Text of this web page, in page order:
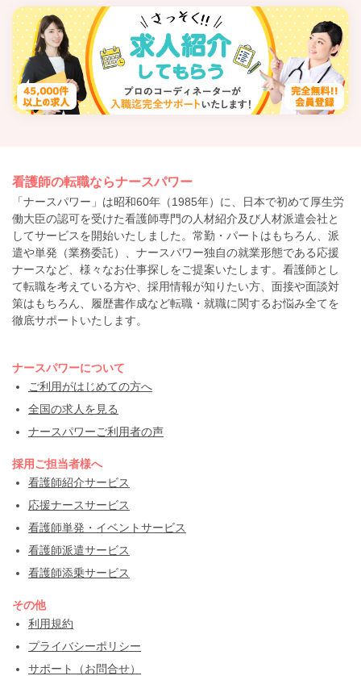
看護師の転職ならナースパワー
「ナースパワー」は昭和60年（1985年）に、日本で初めて厚生労
働大臣の認可を受けた看護師専門の人材紹介及び人材派遣会社と
してサービスを開始いたしました。常勤・パートはもちろん、派
遣や単発（業務委託）、ナースパワー独自の就業形態である応援
ナースなど、様々なお仕事探しをご提案いたします。看護師とし
て転職を考えている方や、採用情報が知りたい方、面接や面談対
策はもちろん、履歴書作成など転職・就職に関するお悩み全てを
徹底サポートいたします。
ナースパワーについて
ご利用がはじめての方へ
全国の求人を見る
ナースパワーご利用者の声
採用ご担当者様へ
看護師紹介サービス
応援ナースサービス
看護師単発・イベントサービス
看護師派遣サービス
看護師添乗サービス
その他
利用規約
プライバシーポリシー
サポート（お問合せ）